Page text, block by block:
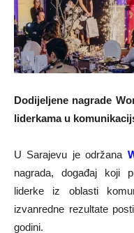
Dodijeljene nagrade
liderkama u
U Sarajevu je održana
nagrada, događaj koji
liderke iz oblasti
izvanredne rezultate
godini.